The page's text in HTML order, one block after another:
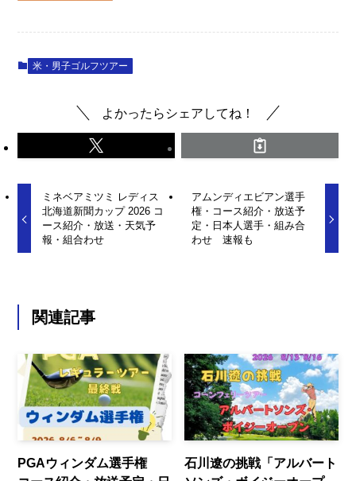
米・男子ゴルフツアー
よかったらシェアしてね！
ミネベアミツミ レディス
北海道新聞カップ 2026 コ
ース紹介・放送・天気予
報・組合わせ
アムンディエビアン選手
権・コース紹介・放送予
定・日本人選手・組み合
わせ 速報も
関連記事
PGAウィンダム選手権
石川遼の挑戦「アルバート